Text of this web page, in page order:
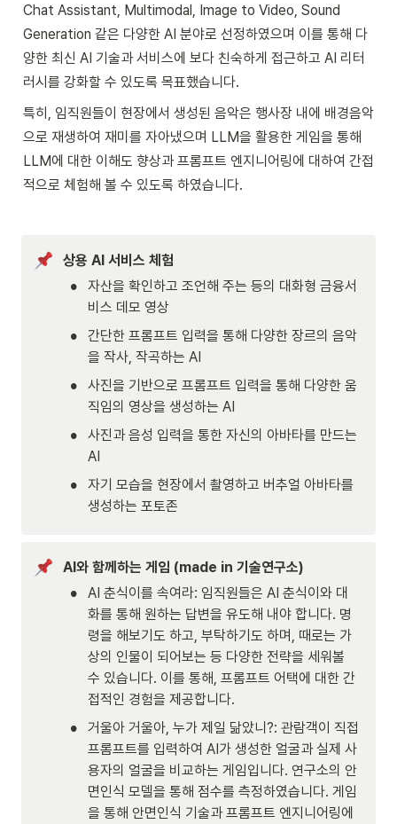
Chat Assistant, Multimodal, Image to Video, Sound
Generation 같은 다양한 AI 분야로 선정하였으며 이를 통해 다
양한 최신 AI 기술과 서비스에 보다 친숙하게 접근하고 AI 리터
러시를 강화할 수 있도록 목표했습니다.
특히, 임직원들이 현장에서 생성된 음악은 행사장 내에 배경음악
으로 재생하여 재미를 자아냈으며 LLM을 활용한 게임을 통해
LLM에 대한 이해도 향상과 프롬프트 엔지니어링에 대하여 간접
적으로 체험해 볼 수 있도록 하였습니다.
상용 AI 서비스 체험
•
자산을 확인하고 조언해 주는 등의 대화형 금융서
비스 데모 영상
•
간단한 프롬프트 입력을 통해 다양한 장르의 음악
을 작사, 작곡하는 AI
•
사진을 기반으로 프롬프트 입력을 통해 다양한 움
직임의 영상을 생성하는 AI
•
사진과 음성 입력을 통한 자신의 아바타를 만드는
AI
•
자기 모습을 현장에서 촬영하고 버추얼 아바타를
생성하는 포토존
AI와 함께하는 게임 (made in 기술연구소)
•
AI 춘식이를 속여라: 임직원들은 AI 춘식이와 대
화를 통해 원하는 답변을 유도해 내야 합니다. 명
령을 해보기도 하고, 부탁하기도 하며, 때로는 가
상의 인물이 되어보는 등 다양한 전략을 세워볼
수 있습니다. 이를 통해, 프롬프트 어택에 대한 간
접적인 경험을 제공합니다.
•
거울아 거울아, 누가 제일 닮았니?: 관람객이 직접
프롬프트를 입력하여 AI가 생성한 얼굴과 실제 사
용자의 얼굴을 비교하는 게임입니다. 연구소의 안
면인식 모델을 통해 점수를 측정하였습니다. 게임
을 통해 안면인식 기술과 프롬프트 엔지니어링에